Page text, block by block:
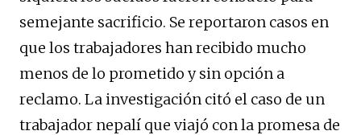
semejante sacrificio. Se reportaron casos en
que los trabajadores han recibido mucho
menos de lo prometido y sin opción a
reclamo. La investigación citó el caso de un
trabajador nepalí que viajó con la promesa de